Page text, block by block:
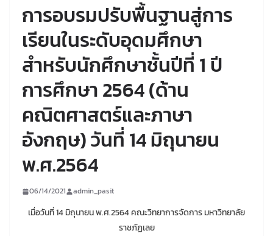
การอบรมปรับพื้นฐานสู่การ
เรียนในระดับอุดมศึกษา
สำหรับนักศึกษาชั้นปีที่ 1 ปี
การศึกษา 2564 (ด้าน
คณิตศาสตร์และภาษา
อังกฤษ) วันที่ 14 มิถุนายน
พ.ศ.2564
06/14/2021 admin_pasit
เมื่อวันที่ 14 มิถุนายน พ.ศ.2564 คณะวิทยาการจัดการ มหาวิทยาลัย
ราชภัฏเลย